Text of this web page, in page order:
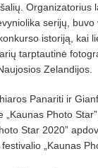
Organizatorius
serijų,
istoriją, kai
tarptautinė
Zelandijos.
Panariti ir
Photo
Star 2020”
„Kaunas